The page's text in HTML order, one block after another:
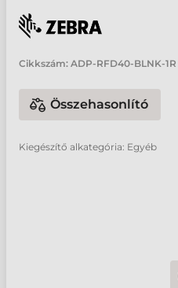
Cikkszám: ADP-RFD40-BLNK-1R
Összehasonlító
Kiegészítő alkategória: Egyéb